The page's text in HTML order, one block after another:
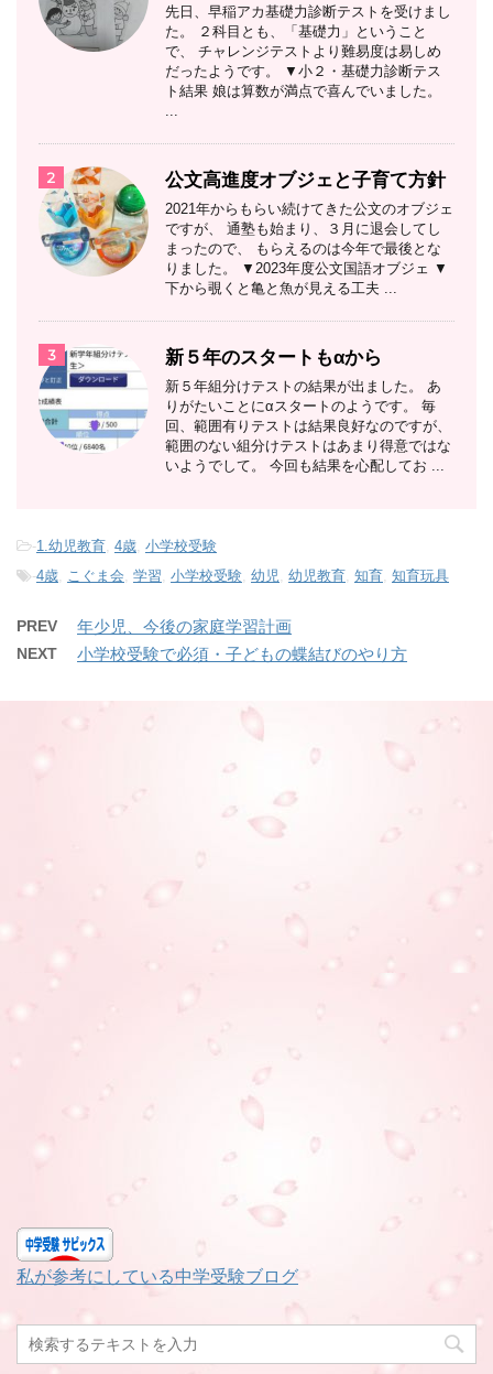
先日、早稲アカ基礎力診断テストを受けまし
た。 ２科目とも、「基礎力」ということ
で、 チャレンジテストより難易度は易しめ
だったようです。 ▼小２・基礎力診断テス
ト結果 娘は算数が満点で喜んでいました。
...
2 公文高進度オブジェと子育て方針
2021年からもらい続けてきた公文のオブジェ
ですが、 通塾も始まり、３月に退会してし
まったので、 もらえるのは今年で最後とな
りました。 ▼2023年度公文国語オブジェ ▼
下から覗くと亀と魚が見える工夫 ...
3 新５年のスタートもαから
新５年組分けテストの結果が出ました。 あ
りがたいことにαスタートのようです。 毎
回、範囲有りテストは結果良好なのですが、
範囲のない組分けテストはあまり得意ではな
いようでして。 今回も結果を心配してお ...
-1.幼児教育, 4歳, 小学校受験
-4歳, こぐま会, 学習, 小学校受験, 幼児, 幼児教育, 知育, 知育玩具
PREV 年少児、今後の家庭学習計画
NEXT 小学校受験で必須・子どもの蝶結びのやり方
私が参考にしている中学受験ブログ